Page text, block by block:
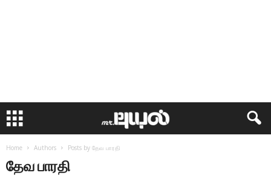
Home Authors Posts by தேவ பாரதி
தேவ பாரதி